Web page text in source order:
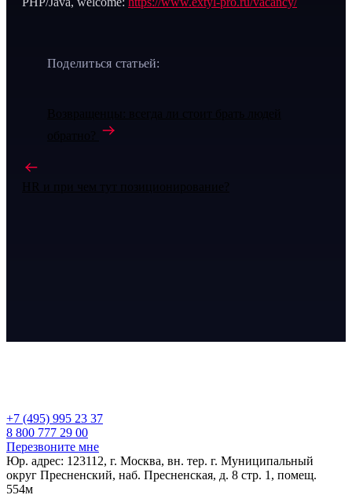
Поделиться статьей:
обратно?
HR и при чем тут позиционирование?
+7 (495) 995 23 37
8 800 777 29 00
Перезвоните мне
Юр. адрес: 123112, г. Москва, вн. тер. г. Муниципальный
округ Пресненский, наб. Пресненская, д. 8 стр. 1, помещ.
554м